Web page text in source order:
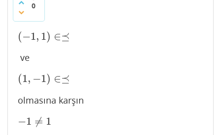
0
(−1, 1) ∈⪯
(−1, 1)∈⪯
ve
(1, −1) ∈⪯
(1 ,−1)∈⪯
olmasına karşın
−1 ≠ 1
−1 ≠1